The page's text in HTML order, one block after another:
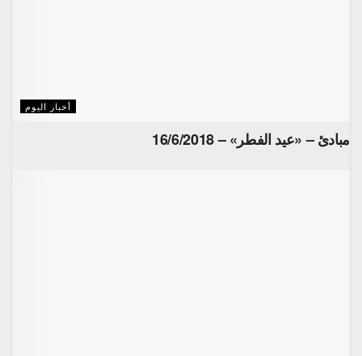
أخبار اليوم
مبادئ – «عيد الفطر» – 16/6/2018